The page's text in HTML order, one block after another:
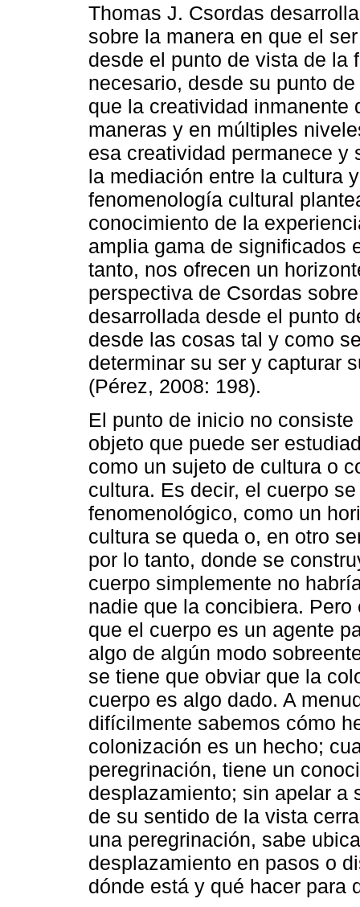
Thomas J. Csordas
sobre la manera en que el
desde el punto de vista de la
necesario, desde su punto
que la creatividad inmanente
maneras y en múltiples
esa creatividad permanece y
la mediación entre la cultura
fenomenología cultural
conocimiento de la
amplia gama de significados
tanto, nos ofrecen un
perspectiva de Csordas
desarrollada desde el punto
desde las cosas tal y como
determinar su ser y capturar
(Pérez, 2008: 198).
El punto de inicio no
objeto que puede ser
como un sujeto de cultura o
cultura. Es decir, el cuerpo
fenomenológico, como un
cultura se queda o, en otro
por lo tanto, donde se
cuerpo simplemente no
nadie que la concibiera.
que el cuerpo es un agente
algo de algún modo
se tiene que obviar que la
cuerpo es algo dado. A
difícilmente sabemos cómo
colonización es un hecho;
peregrinación, tiene un
desplazamiento; sin apelar a
de su sentido de la vista
una peregrinación, sabe
desplazamiento en pasos o
dónde está y qué hacer para